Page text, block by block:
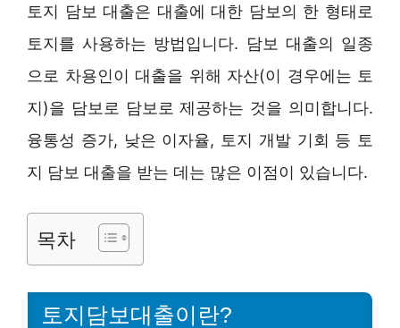
토지 담보 대출은 대출에 대한 담보의 한 형태로
토지를 사용하는 방법입니다. 담보 대출의 일종
으로 차용인이 대출을 위해 자산(이 경우에는 토
지)을 담보로 담보로 제공하는 것을 의미합니다.
융통성 증가, 낮은 이자율, 토지 개발 기회 등 토
지 담보 대출을 받는 데는 많은 이점이 있습니다.
목차
토지담보대출이란?